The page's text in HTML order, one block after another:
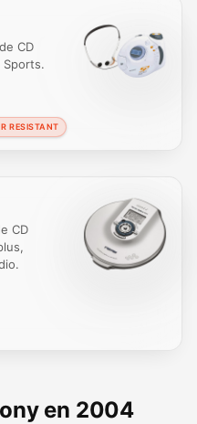
CD
RESISTANT
CD
en 2004